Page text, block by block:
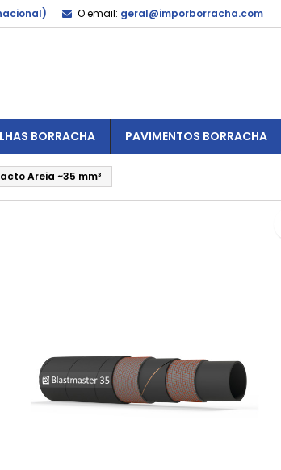
O email: geral@imporborracha.com
BORRACHA PAVIMENTOS BORRACHA
Areia ~35 mm³